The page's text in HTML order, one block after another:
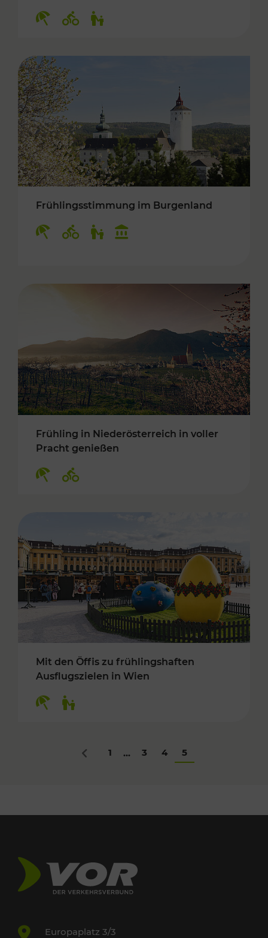
Frühlingsstimmung im Burgenland
Frühling in Niederösterreich in voller
Pracht genießen
Mit den Öffis zu frühlingshaften
Ausflugszielen in Wien
Zurück
1 ... 3 4 5
Europaplatz 3/3